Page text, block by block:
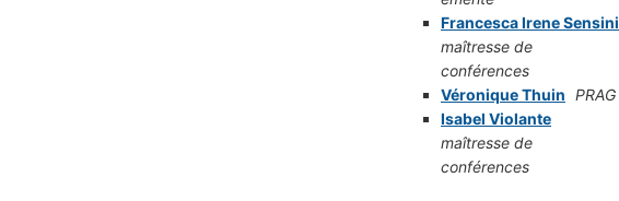
Francesca Irene Sensini
maîtresse de
conférences
Véronique Thuin PRAG
Isabel Violante
maîtresse de
conférences